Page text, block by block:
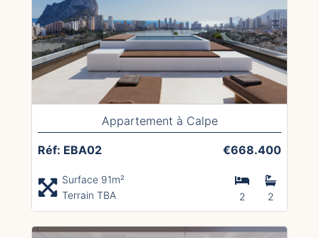
Appartement à Calpe
Réf: EBA02 €668.400
Surface 91m²
Terrain TBA
2 2